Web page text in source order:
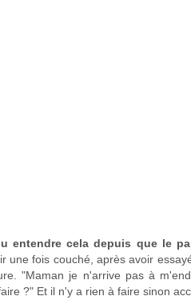
entendre cela depuis que le
une fois couché, après avoir
"Maman je n'arrive pas à
?" Et il n'y a rien à faire sinon